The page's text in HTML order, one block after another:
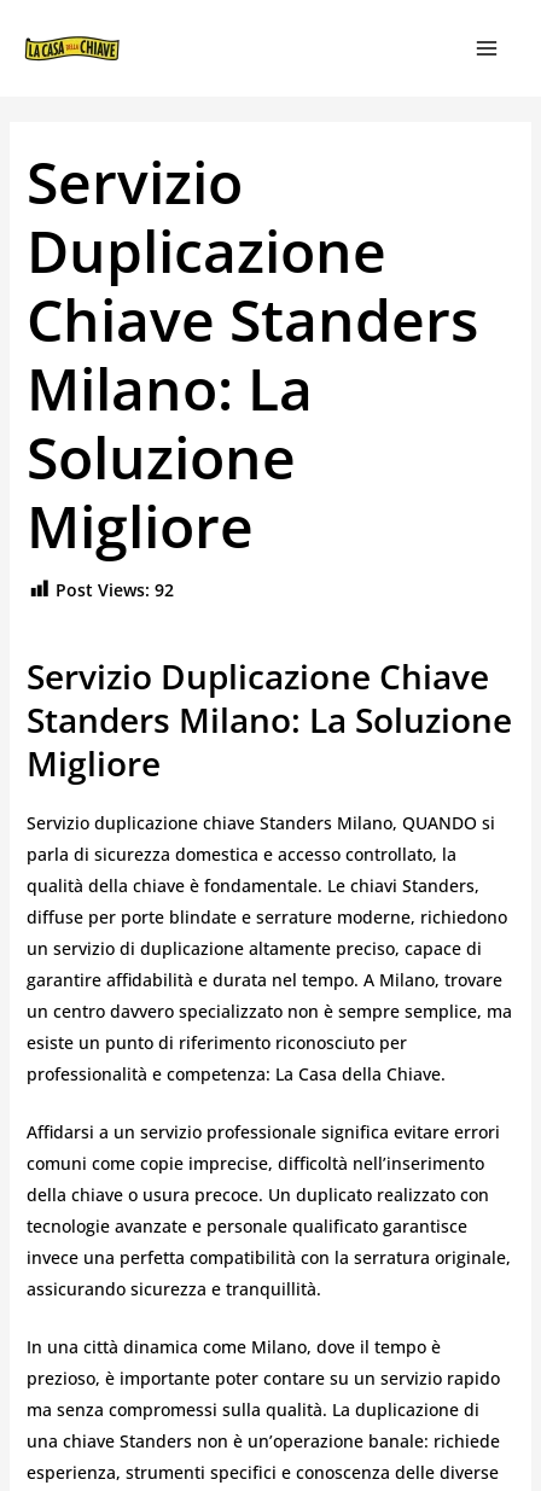
Servizio
Duplicazione
Chiave Standers
Milano: La
Soluzione
Migliore
Post Views: 92
Servizio Duplicazione Chiave
Standers Milano: La Soluzione
Migliore
Servizio duplicazione chiave Standers Milano, QUANDO si
parla di sicurezza domestica e accesso controllato, la
qualità della chiave è fondamentale. Le chiavi Standers,
diffuse per porte blindate e serrature moderne, richiedono
un servizio di duplicazione altamente preciso, capace di
garantire affidabilità e durata nel tempo. A Milano, trovare
un centro davvero specializzato non è sempre semplice, ma
esiste un punto di riferimento riconosciuto per
professionalità e competenza: La Casa della Chiave.
Affidarsi a un servizio professionale significa evitare errori
comuni come copie imprecise, difficoltà nell’inserimento
della chiave o usura precoce. Un duplicato realizzato con
tecnologie avanzate e personale qualificato garantisce
invece una perfetta compatibilità con la serratura originale,
assicurando sicurezza e tranquillità.
In una città dinamica come Milano, dove il tempo è
prezioso, è importante poter contare su un servizio rapido
ma senza compromessi sulla qualità. La duplicazione di
una chiave Standers non è un’operazione banale: richiede
esperienza, strumenti specifici e conoscenza delle diverse
ARTICOLI